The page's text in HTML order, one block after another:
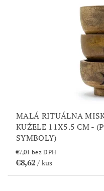
MALÁ RITUÁLNA
KUŽELE 11X5.5 CM -
SYMBOLY)
€7,01 bez DPH
€8,62/ kus